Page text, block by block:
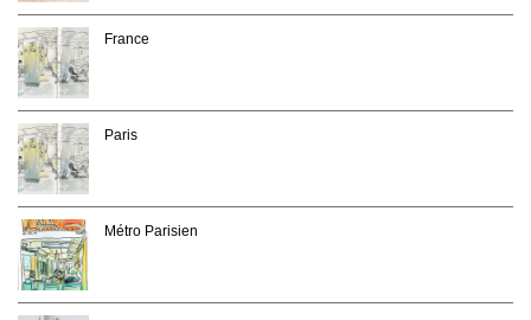
France
Paris
Métro Parisien